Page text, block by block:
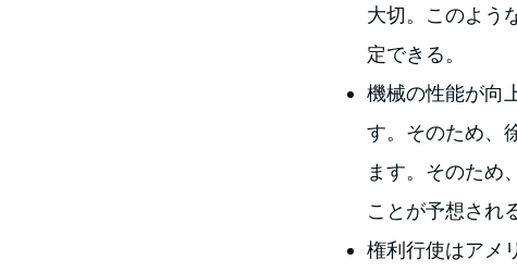
大切。このよう
定できる。
機械の性能が向
す。そのため、
ます。そのため
ことが予想され
権利行使はアメ